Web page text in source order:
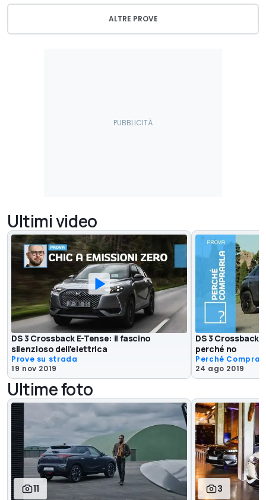
ALTRE PROVE
Ultimi video
DS 3 Crossback E-Tense: il fascino
silenzioso dell'elettrica
Prove su strada
19 nov 2019
DS 3
perché no
Perché
24 ago 2019
Ultime foto
11 3